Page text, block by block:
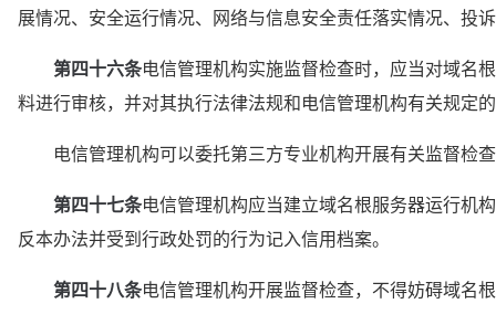
展情况、安全运行情况、网络与信息安全责任落实情况、投
第四十六条电信管理机构实施监督检查时，应当对域名
料进行审核，并对其执行法律法规和电信管理机构有关规定
电信管理机构可以委托第三方专业机构开展有关监督检
第四十七条电信管理机构应当建立域名根服务器运行机
反本办法并受到行政处罚的行为记入信用档案。
第四十八条电信管理机构开展监督检查，不得妨碍域名